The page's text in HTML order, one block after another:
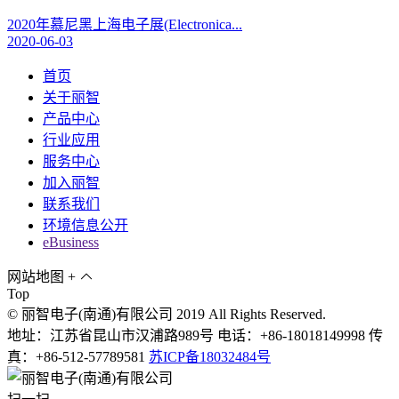
2020年慕尼黑上海电子展(Electronica...
2020-06-03
首页
关于丽智
产品中心
行业应用
服务中心
加入丽智
联系我们
环境信息公开
eBusiness
网站地图 +
Top
© 丽智电子(南通)有限公司 2019 All Rights Reserved.
地址：江苏省昆山市汉浦路989号 电话：+86-18018149998 传
真：+86-512-57789581 苏ICP备18032484号